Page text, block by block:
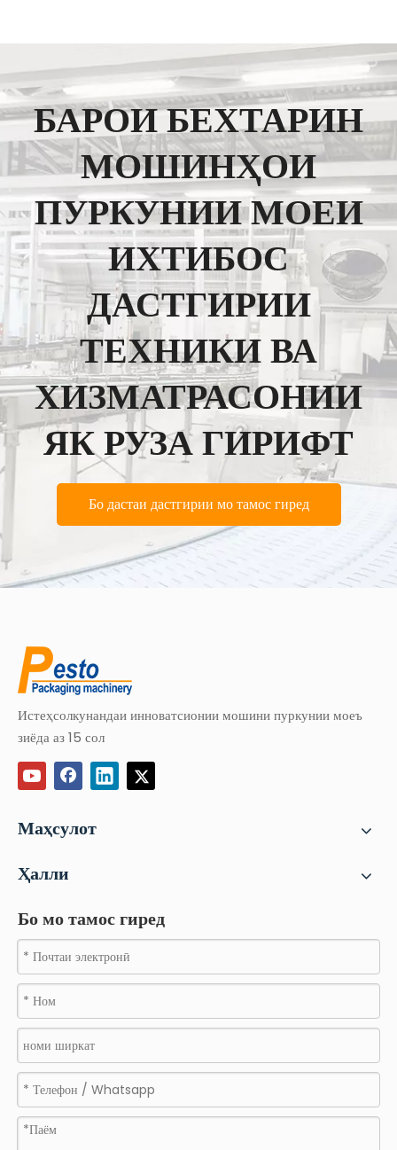
БАРОИ БЕХТАРИН
МОШИНҲОИ
ПУРКУНИИ МОЕИ
ИХТИБОС
ДАСТГИРИИ
ТЕХНИКИ ВА
ХИЗМАТРАСОНИИ
ЯК РУЗА ГИРИФТ
Бо дастаи дастгирии мо тамос гиред
Истеҳсолкунандаи инноватсионии мошини пуркунии моеъ
зиёда аз 15 сол
Маҳсулот
Ҳалли
Бо мо тамос гиред